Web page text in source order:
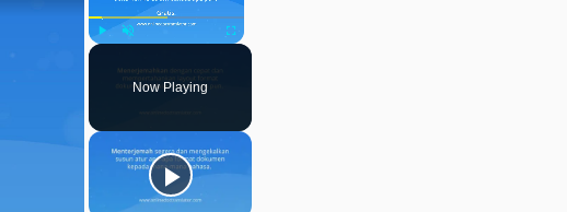
Fullscreen
Now Playing